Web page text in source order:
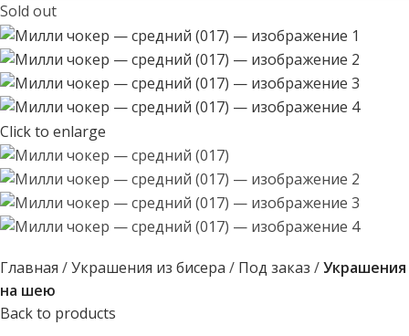
Sold out
Click to enlarge
Главная Украшения из бисера Под заказ
Украшения
на шею
Back to products